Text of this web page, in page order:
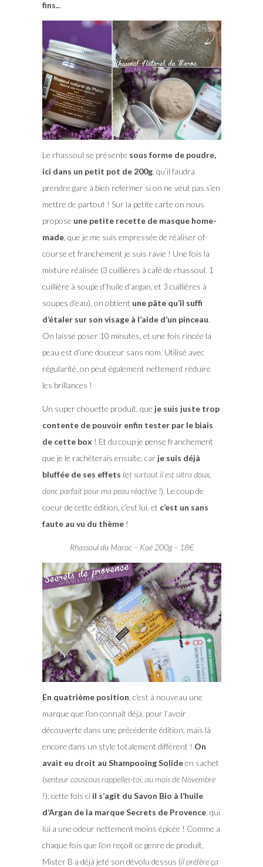
fins...
Le rhassoul se présente sous forme de poudre,
ici dans un petit pot de 200g, qu’il faudra
prendre gare à bien refermer si on ne veut pas s’en
mettre de partout ! Sur la petite carte on nous
propose une petite recette de masque home-
made, que je me suis empressée de réaliser of-
course et franchement je suis ravie ! Une fois la
mixture réalisée (3 cuillières à café de rhassoul, 1
cuillière à soupe d’huile d’argan, et 3 cuillières à
soupes d’eau), on obtient une pâte qu’il suffi
d’étaler sur son visage à l’aide d’un pinceau.
On laisse poser 10 minutes, et une fois rincée la
peau est d’une douceur sans nom. Utilisé avec
régularité, on peut également nettement réduire
les brillances !
Un super chouette produit, que je suis juste trop
contente de pouvoir enfin tester par le biais
de cette box ! Et du coup je pense franchement
que je le rachèterais ensuite, car je suis déjà
bluffée de ses effets (et surtout il est ultra doux,
donc parfait pour ma peau réactive !). Le coup de
coeur de cette édition, c’est lui, et c’est un sans
faute au vu du thème!
Rhassoul du Maroc – Kaé 200g – 18€
En quatrième position , c’est à nouveau une
marque que l’on connait déjà, pour l’avoir
découverte dans une précédente édition, mais là
encore dans un style totalement différent ! On
avait eu droit au Shampooing Solideen sachet
(senteur couscous rappelles-toi, au mois de Novembre
!), cette fois ci il s’agit du Savon Bio à l’huile
d’Argan de la marque Secrets de Provence, qui
lui a une odeur nettement moins épicée ! Comme a
chaque fois que l’on reçoit ce genre de produit,
Mister B a déjà jeté son dévolu dessus (il préfère ça